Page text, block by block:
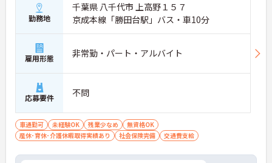
勤務地
千葉県 八千代市 上高野１５７
京成本線「勝田台駅」バス・車10分
雇用形態 非常勤・パート・アルバイト
応募要件 不問
車通勤可 未経験OK 残業少なめ
無資格OK
産休･育休･介護休暇取得実績あり
社会保険完備 交通費支給